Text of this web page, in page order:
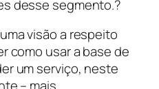
desse segmento.?
visão a respeito
como usar a base de
um serviço, neste